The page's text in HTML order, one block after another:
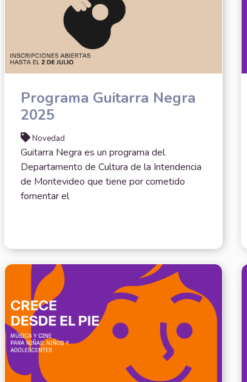
Programa Guitarra Negra
2025
Novedad
Guitarra Negra es un programa del
Departamento de Cultura de la Intendencia
de Montevideo que tiene por cometido
fomentar el